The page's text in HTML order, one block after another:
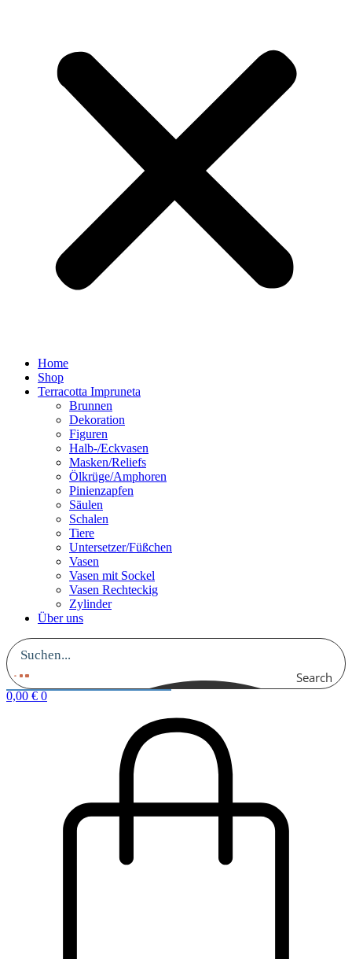
Home
Shop
Terracotta Impruneta
Brunnen
Dekoration
Figuren
Halb-/Eckvasen
Masken/Reliefs
Ölkrüge/Amphoren
Pinienzapfen
Säulen
Schalen
Tiere
Untersetzer/Füßchen
Vasen
Vasen mit Sockel
Vasen Rechteckig
Zylinder
Über uns
Search
0,00 € 0